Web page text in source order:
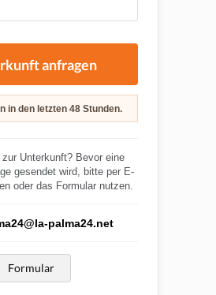
anfragen
in den letzten 48 Stunden.
zur Unterkunft? Bevor eine
gesendet wird, bitte per E-
oder das Formular nutzen.
palma24.net
Formular